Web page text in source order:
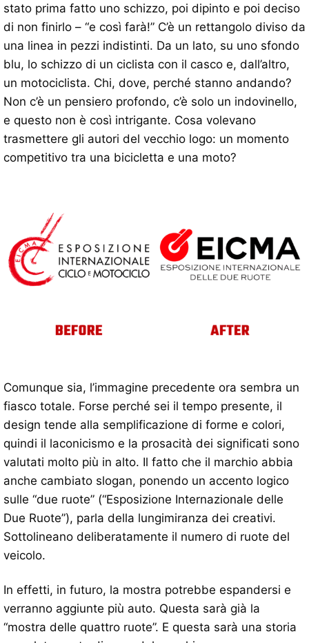
stato prima fatto uno schizzo, poi dipinto e poi deciso
di non finirlo – “e così farà!” C’è un rettangolo diviso da
una linea in pezzi indistinti. Da un lato, su uno sfondo
blu, lo schizzo di un ciclista con il casco e, dall’altro,
un motociclista. Chi, dove, perché stanno andando?
Non c’è un pensiero profondo, c’è solo un indovinello,
e questo non è così intrigante. Cosa volevano
trasmettere gli autori del vecchio logo: un momento
competitivo tra una bicicletta e una moto?
Comunque sia, l’immagine precedente ora sembra un
fiasco totale. Forse perché sei il tempo presente, il
design tende alla semplificazione di forme e colori,
quindi il laconicismo e la prosacità dei significati sono
valutati molto più in alto. Il fatto che il marchio abbia
anche cambiato slogan, ponendo un accento logico
sulle “due ruote” (“Esposizione Internazionale delle
Due Ruote”), parla della lungimiranza dei creativi.
Sottolineano deliberatamente il numero di ruote del
veicolo.
In effetti, in futuro, la mostra potrebbe espandersi e
verranno aggiunte più auto. Questa sarà già la
“mostra delle quattro ruote”. E questa sarà una storia